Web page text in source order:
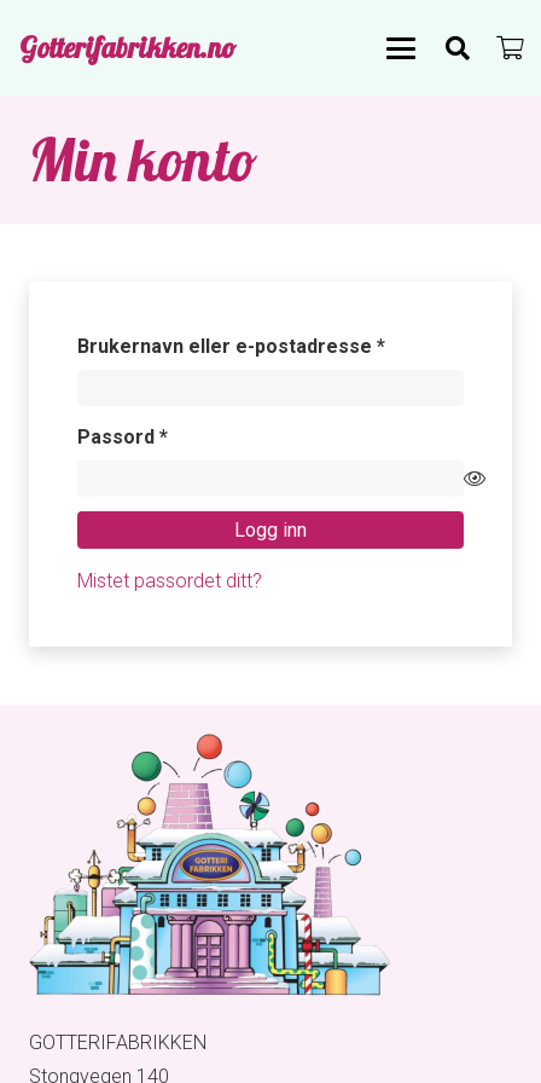
Gotterifabrikken.no
Min konto
Brukernavn eller e-postadresse *Påkrevd
Passord *Påkrevd
Logg inn
Mistet passordet ditt?
GOTTERIFABRIKKEN
Stongvegen 140